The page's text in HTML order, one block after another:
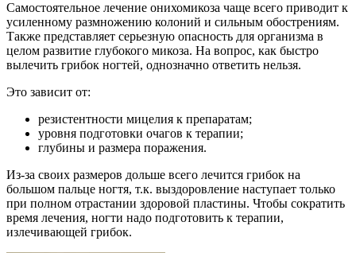
Самостоятельное лечение онихомикоза чаще всего приводит к
усиленному размножению колоний и сильным обострениям.
Также представляет серьезную опасность для организма в
целом развитие глубокого микоза. На вопрос, как быстро
вылечить грибок ногтей, однозначно ответить нельзя.
Это зависит от:
резистентности мицелия к препаратам;
уровня подготовки очагов к терапии;
глубины и размера поражения.
Из-за своих размеров дольше всего лечится грибок на
большом пальце ногтя, т.к. выздоровление наступает только
при полном отрастании здоровой пластины. Чтобы сократить
время лечения, ногти надо подготовить к терапии,
излечивающей грибок.